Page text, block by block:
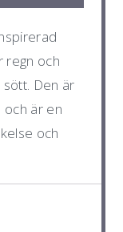
regn och
Den är
är en
och